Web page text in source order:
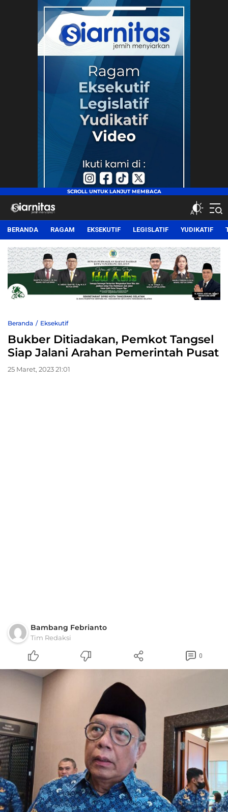
siarnitas
Jernih Menyiarkan
BERANDA RAGAM EKSEKUTIF LEGISLATIF YUDIKATIF
Beranda Eksekutif
Bukber Ditiadakan, Pemkot Tangsel
Siap Jalani Arahan Pemerintah Pusat
25 Maret, 2023 21:01
Bambang Febrianto
Tim Redaksi
0